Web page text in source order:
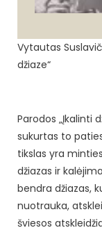
Vytautas
džiaze“
Parodos „Įkalinti
sukurtas to
tikslas yra
džiazas ir
bendra džiazas,
nuotrauka,
šviesos